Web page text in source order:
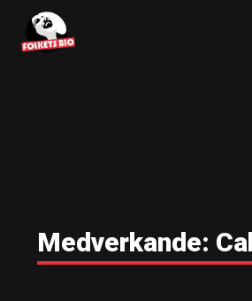
Medverkande: